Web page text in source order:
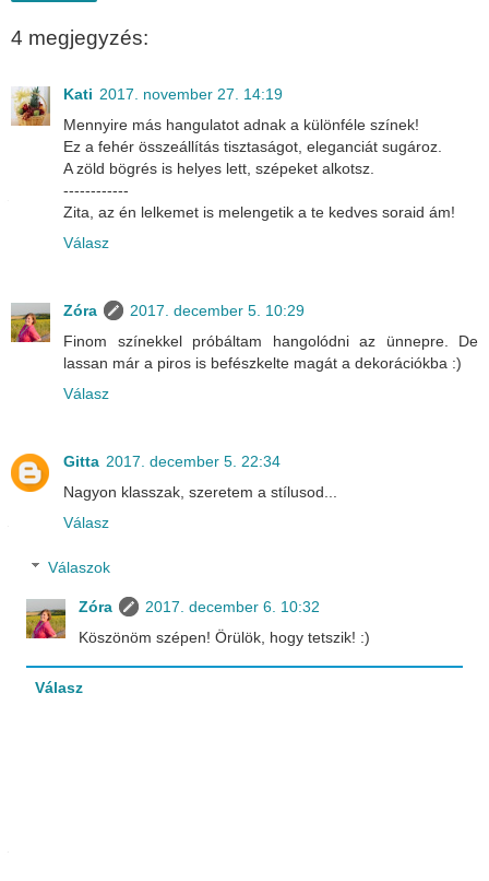
4 megjegyzés:
Kati 2017. november 27. 14:19
Mennyire más hangulatot adnak a különféle színek!
Ez a fehér összeállítás tisztaságot, eleganciát sugároz.
A zöld bögrés is helyes lett, szépeket alkotsz.
------------
Zita, az én lelkemet is melengetik a te kedves soraid ám!
Válasz
Zóra
2017. december 5. 10:29
Finom színekkel próbáltam hangolódni az ünnepre. De
lassan már a piros is befészkelte magát a dekorációkba :)
Válasz
Gitta 2017. december 5. 22:34
Nagyon klasszak, szeretem a stílusod...
Válasz
Válaszok
Zóra
2017. december 6. 10:32
Köszönöm szépen! Örülök, hogy tetszik! :)
Válasz